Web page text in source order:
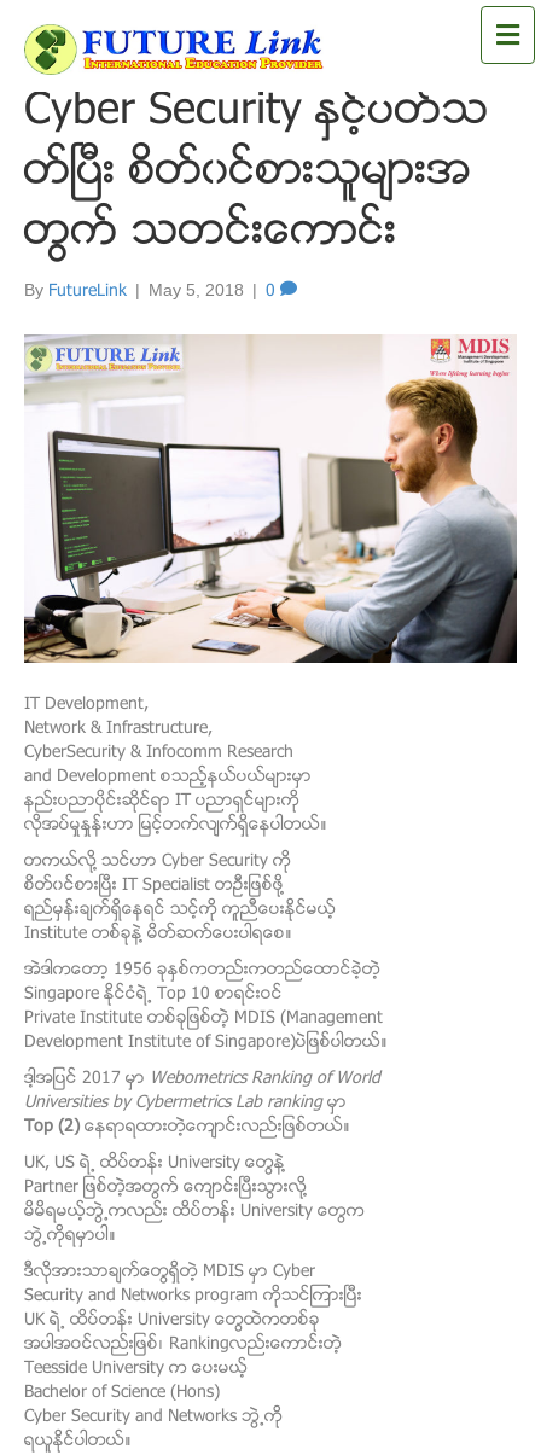
e
Cyber Security ႏွင့္ပတ္သ
တ္ၿပီး စိတ္၀င္စားသူမ်ားအ
တြက္ သတင္းေကာင္း
By FutureLink | May 5, 2018 | 0
IT Development,
Network & Infrastructure,
CyberSecurity & Infocomm Research
and Development စသည့္နယ္ပယ္မ်ားမွာ
နည္းပညာပိုင္းဆိုင္ရာ IT ပညာရွင္မ်ားကို
လိုအပ္မွုႏွုန္းဟာ ျမင့္တက္လ်က္ရွိေနပါတယ္။
တကယ္လို႔ သင္ဟာ Cyber Security ကို
စိတ္၀င္စားၿပီး IT Specialist တဦးျဖစ္ဖို႔
ရည္မွန္းခ်က္ရွိေနရင္ သင့္ကို ကူညီေပးႏိုင္မယ့္
Institute တစ္ခုနဲ႔ မိတ္ဆက္ေပးပါရေစ။
အဲဒါကေတာ့ 1956 ခုႏွစ္ကတည္းကတည္ေထာင္ခဲ့တဲ့
Singapore ႏိုင္ငံရဲ့ Top 10 စာရင္းဝင္
Private Institute တစ္ခုျဖစ္တဲ့ MDIS (Management
Development Institute of Singapore)ပဲျဖစ္ပါတယ္။
ဒါ့အျပင္ 2017 မွာ Webometrics Ranking of World
Universities by Cybermetrics Labrankingမွာ
Top (2) ေနရာရထားတဲ့ေက်ာင္းလည္းျဖစ္တယ္။
UK, US ရဲ႕ ထိပ္တန္း University ေတြနဲ႔
Partner ျဖစ္တဲ့အတြက္ေက်ာင္းျပီးသြားလို႔
မိမိရမယ့္ဘြဲ႕ကလည္း ထိပ္တန္း University ေတြက
ဘြဲ႕ကိုရမွာပါ။
ဒီလိုအားသာခ်က္ေတြရွိတဲ့ MDIS မွာ Cyber
Security and Networks program ကိုသင္ၾကားၿပီး
UK ရဲ႕ ထိပ္တန္း University ေတြထဲကတစ္ခု
အပါအဝင္လည္းျဖစ္၊ Rankingလည္းေကာင္းတဲ့
Teesside University က ေပးမယ့္
Bachelor of Science (Hons)
Cyber Security and Networks ဘြဲ႕ကို
ရယူႏိုင္ပါတယ္။